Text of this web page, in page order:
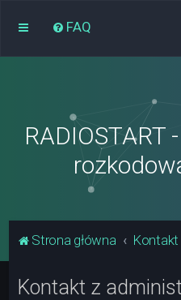
FAQ
RADIOSTART
Strona główna
Kontakt z